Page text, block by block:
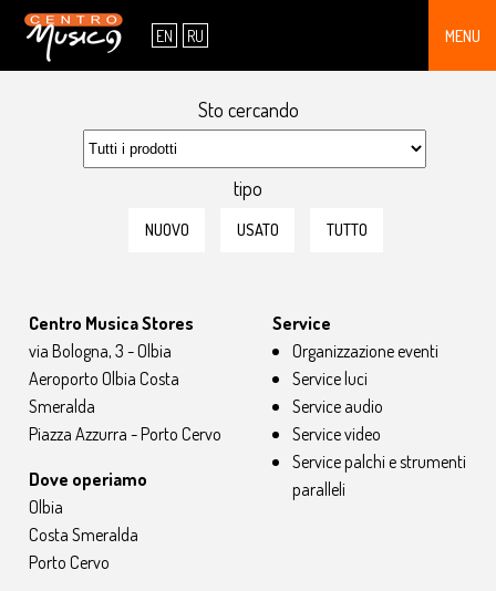
MENU
EN RU
SHOWROOM
SERVICE
CONTATTI
OFFERTE
Sto cercando
tipo
NUOVO USATO TUTTO
Centro Musica Stores
via Bologna, 3 - Olbia
Aeroporto Olbia Costa
Smeralda
Piazza Azzurra - Porto Cervo
Dove operiamo
Olbia
Costa Smeralda
Porto Cervo
Service
Organizzazione eventi
Service luci
Service audio
Service video
Service palchi e strumenti
paralleli